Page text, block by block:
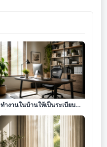
ศิลปะการเปลี่ยนโฉมห้อง
ทำงานในบ้านให้เป็นระเบียบ
เพื่อเพิ่มประสิทธิภาพและสมาธิ
ในการทำงาน